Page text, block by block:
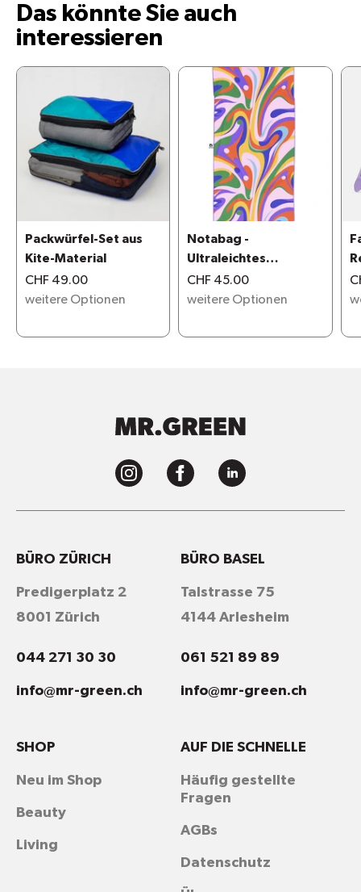
Das könnte Sie auch
interessieren
Packwürfel-Set aus
Kite-Material
CHF 49.00
weitere Optionen
Notabag -
Ultraleichtes
Badetuch
CHF 45.00
weitere Optionen
BÜRO ZÜRICH
Predigerplatz 2
8001 Zürich
044 271 30 30
info@mr-green.ch
BÜRO BASEL
Talstrasse 75
4144 Arlesheim
061 521 89 89
info@mr-green.ch
AUF DIE SCHNELLE
Häufig gestellte
Fragen
AGBs
Datenschutz
SHOP
Neu im Shop
Beauty
Living